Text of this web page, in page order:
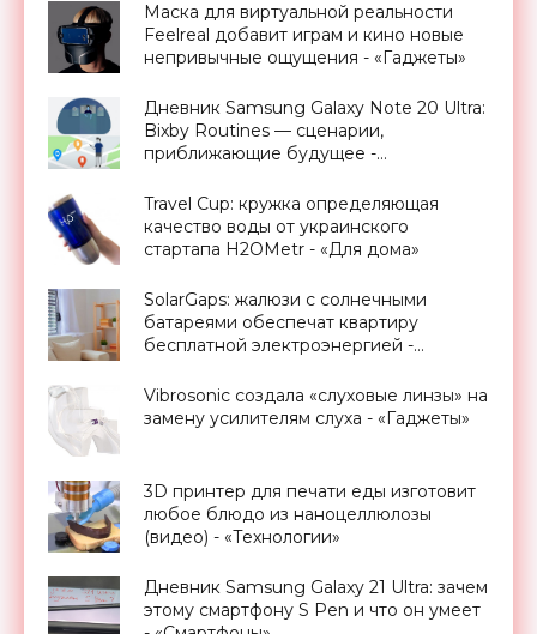
Маска для виртуальной реальности
Feelreal добавит играм и кино новые
непривычные ощущения - «Гаджеты»
Дневник Samsung Galaxy Note 20 Ultra:
Bixby Routines — сценарии,
приближающие будущее -
Travel Cup: кружка определяющая
качество воды от украинского
стартапа H2OMetr - «Для дома»
SolarGaps: жалюзи с солнечными
батареями обеспечат квартиру
бесплатной электроэнергией -
Vibrosonic создала «слуховые линзы» на
замену усилителям слуха - «Гаджеты»
3D принтер для печати еды изготовит
любое блюдо из наноцеллюлозы
(видео) - «Технологии»
Дневник Samsung Galaxy 21 Ultra: зачем
этому смартфону S Pen и что он умеет